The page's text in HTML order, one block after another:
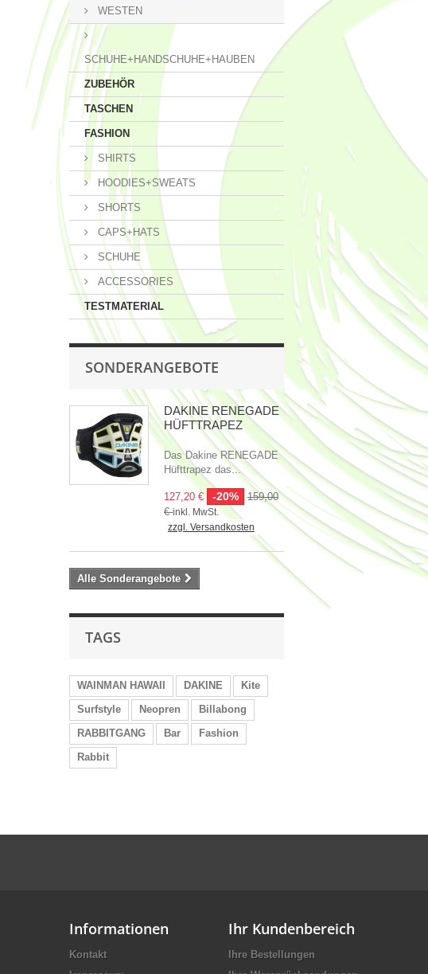
WESTEN
SCHUHE+HANDSCHUHE+HAUBEN
ZUBEHÖR
TASCHEN
FASHION
SHIRTS
HOODIES+SWEATS
SHORTS
CAPS+HATS
SCHUHE
ACCESSORIES
TESTMATERIAL
SONDERANGEBOTE
DAKINE RENEGADE
HÜFTTRAPEZ
Das Dakine RENEGADE
Hüfttrapez das...
127,20 € -20%
159,00
€inkl. MwSt.
zzgl. Versandkosten
Alle Sonderangebote
TAGS
WAINMAN HAWAII DAKINE
Kite
Surfstyle
Neopren
Billabong
RABBITGANG
Bar
Fashion
Rabbit
Informationen
Kontakt
Ihr Kundenbereich
Ihre Bestellungen